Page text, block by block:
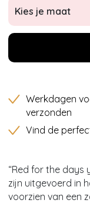
Kies je maat
Werkdagen
verzonden
Vind de
“Red for the days
zijn uitgevoerd in
voorzien van een